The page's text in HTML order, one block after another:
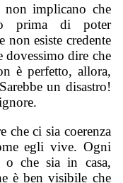
implicano che
prima di poter
non esiste credente
dovessimo dire che
è perfetto, allora,
un disastro!
che ci sia coerenza
egli vive. Ogni
o che sia in casa,
è ben visibile che